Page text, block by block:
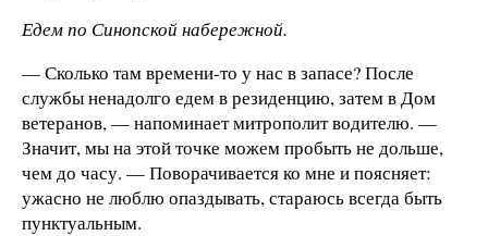
Едем по Синопской набережной.
— Сколько там времени-то у нас в запасе? После
службы ненадолго едем в резиденцию, затем в Дом
ветеранов, — напоминает митрополит водителю. —
Значит, мы на этой точке можем пробыть не дольше,
чем до часу. — Поворачивается ко мне и поясняет:
ужасно не люблю опаздывать, стараюсь всегда быть
пунктуальным.